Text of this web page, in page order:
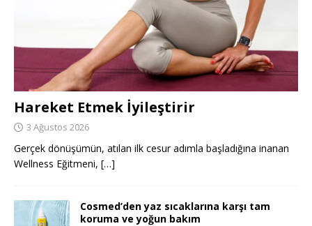
Hareket Etmek İyileştirir
3 Ağustos 2026
Gerçek dönüşümün, atılan ilk cesur adımla başladığına inanan
Wellness Eğitmeni, […]
Cosmed’den yaz sıcaklarına karşı tam
koruma ve yoğun bakım